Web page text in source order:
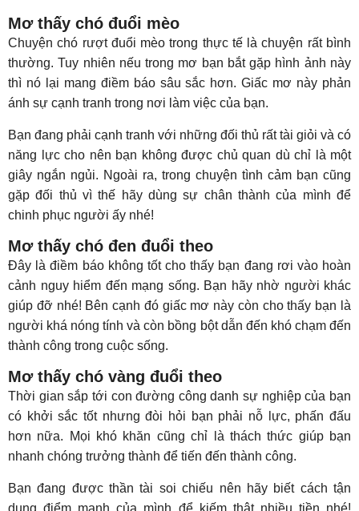
Mơ thấy chó đuổi mèo
Chuyện chó rượt đuổi mèo trong thực tế là chuyện rất bình
thường. Tuy nhiên nếu trong mơ bạn bắt gặp hình ảnh này
thì nó lại mang điềm báo sâu sắc hơn. Giấc mơ này phản
ánh sự cạnh tranh trong nơi làm việc của bạn.
Bạn đang phải cạnh tranh với những đối thủ rất tài giỏi và có
năng lực cho nên bạn không được chủ quan dù chỉ là một
giây ngắn ngủi. Ngoài ra, trong chuyện tình cảm bạn cũng
gặp đối thủ vì thế hãy dùng sự chân thành của mình để
chinh phục người ấy nhé!
Mơ thấy chó đen đuổi theo
Đây là điềm báo không tốt cho thấy bạn đang rơi vào hoàn
cảnh nguy hiểm đến mạng sống. Bạn hãy nhờ người khác
giúp đỡ nhé! Bên cạnh đó giấc mơ này còn cho thấy bạn là
người khá nóng tính và còn bồng bột dẫn đến khó chạm đến
thành công trong cuộc sống.
Mơ thấy chó vàng đuổi theo
Thời gian sắp tới con đường công danh sự nghiệp của bạn
có khởi sắc tốt nhưng đòi hỏi bạn phải nỗ lực, phấn đấu
hơn nữa. Mọi khó khăn cũng chỉ là thách thức giúp bạn
nhanh chóng trưởng thành để tiến đến thành công.
Bạn đang được thần tài soi chiếu nên hãy biết cách tận
dụng điểm mạnh của mình để kiếm thật nhiều tiền nhé!